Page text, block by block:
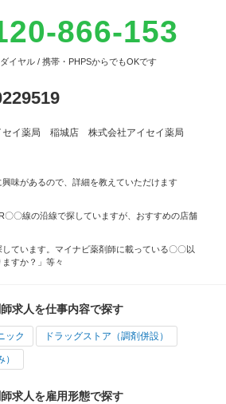
866-153
イヤル / 携帯・PHPSからでもOKです
セイ薬局 稲城店 株式会社アイセイ薬局
興味があるので、詳細を教えていただけます
〇〇線の沿線で探していますが、おすすめの店舗
しています。マイナビ薬剤師に載っている〇〇以
すか？」等々
求人を仕事内容で探す
ック ドラッグストア（調剤併設）
求人を雇用形態で探す